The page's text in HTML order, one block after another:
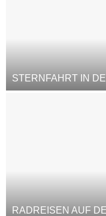
STERNFAHRT IN
RADREISEN AUF